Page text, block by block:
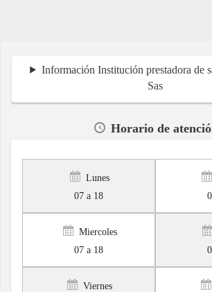
Información Institución prestadora de
Sas
Horario de
Lunes
07 a 18
Miercoles
07 a 18
Viernes